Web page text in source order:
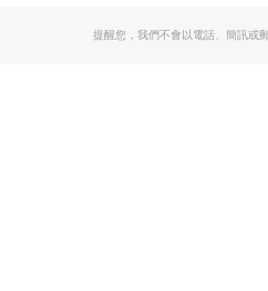
提醒您，我們不會以電話、簡訊或